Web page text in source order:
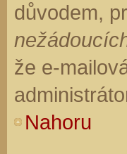
důvodem,
že e-
Nahoru